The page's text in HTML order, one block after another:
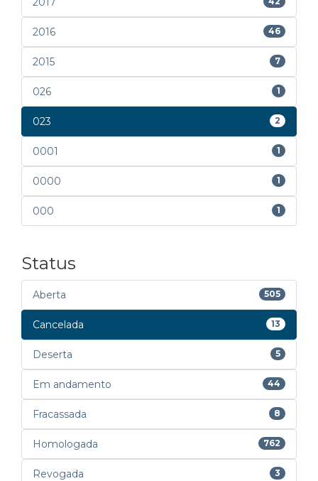
2016 46
2015 7
026 1
023 2
0001 1
0000 1
000 1
Status
Aberta 505
Cancelada 13
Deserta 5
Em andamento 44
Fracassada 8
Homologada 762
Revogada 3